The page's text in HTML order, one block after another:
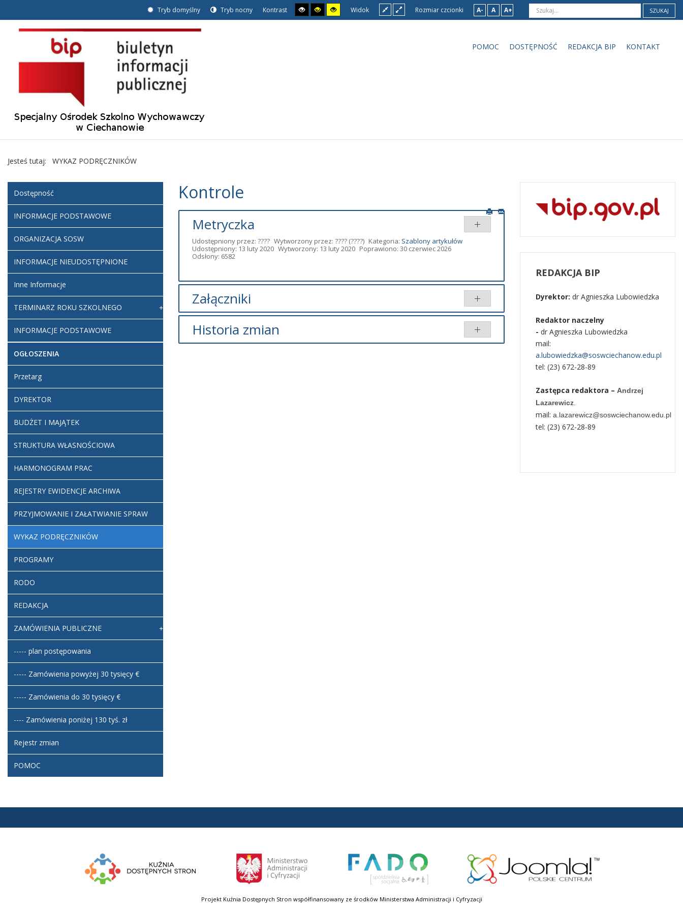
Tryb domyślny Tryb nocny Kontrast Widok Rozmiar czcionki A- A A+ SZUKAJ
POMOC DOSTĘPNOŚĆ REDAKCJA BIP KONTAKT
Jesteś tutaj: WYKAZ PODRĘCZNIKÓW
Kontrole
Metryczka
Udostępniony przez: ???? Wytworzony przez: ???? (????) Kategoria: Szablony artykułów
Udostępniony: 13 luty 2020 Wytworzony: 13 luty 2020 Poprawiono: 30 czerwiec 2026
Odsłony: 6582
Załączniki
Dodany przez
Zestaw podręczników na rok szkolny 2026-
pdf
367.23
Andrzej
Historia zmian
Dostępność
INFORMACJE PODSTAWOWE
ORGANIZACJA SOSW
INFORMACJE NIEUDOSTĘPNIONE
Inne Informacje
TERMINARZ ROKU SZKOLNEGO
INFORMACJE PODSTAWOWE
OGŁOSZENIA
Przetarg
DYREKTOR
BUDŻET I MAJĄTEK
STRUKTURA WŁASNOŚCIOWA
HARMONOGRAM PRAC
REJESTRY EWIDENCJE ARCHIWA
PRZYJMOWANIE I ZAŁATWIANIE SPRAW
WYKAZ PODRĘCZNIKÓW
PROGRAMY
RODO
REDAKCJA
ZAMÓWIENIA PUBLICZNE
----- plan postępowania
----- Zamówienia powyżej 30 tysięcy €
----- Zamówienia do 30 tysięcy €
---- Zamówienia poniżej 130 tyś. zł
Rejestr zmian
POMOC
REDAKCJABIP
Dyrektor: dr Agnieszka Lubowiedzka
Redaktor naczelny
- dr Agnieszka Lubowiedzka
mail:
a.lubowiedzka@soswciechanow.edu.pl
tel: (23) 672-28-89
Zastępca redaktora – Andrzej
Lazarewicz.
mail: a.lazarewicz@soswciechanow.edu.pl
tel: (23) 672-28-89
Projekt Kuźnia Dostępnych Stron współfinansowany ze środków Ministerstwa Administracji i Cyfryzacji